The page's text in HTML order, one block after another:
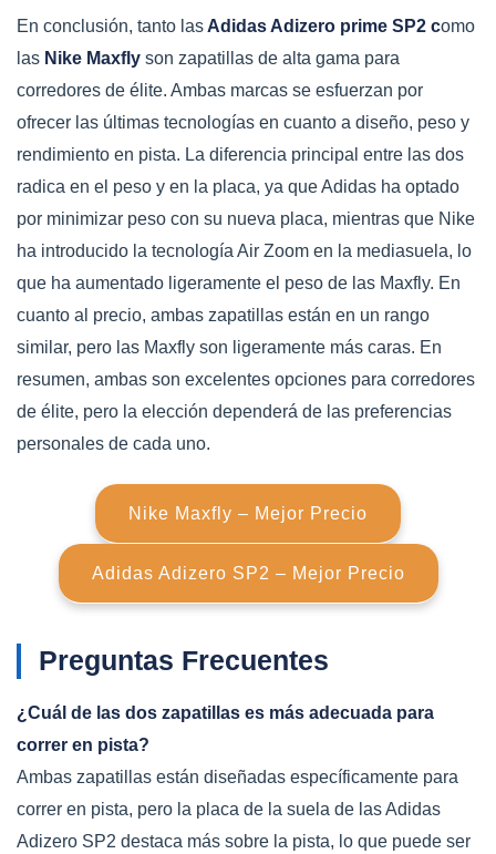
En conclusión, tanto las Adidas Adizero prime SP2 como
las Nike Maxfly son zapatillas de alta gama para
corredores de élite. Ambas marcas se esfuerzan por
ofrecer las últimas tecnologías en cuanto a diseño, peso y
rendimiento en pista. La diferencia principal entre las dos
radica en el peso y en la placa, ya que Adidas ha optado
por minimizar peso con su nueva placa, mientras que Nike
ha introducido la tecnología Air Zoom en la mediasuela, lo
que ha aumentado ligeramente el peso de las Maxfly. En
cuanto al precio, ambas zapatillas están en un rango
similar, pero las Maxfly son ligeramente más caras. En
resumen, ambas son excelentes opciones para corredores
de élite, pero la elección dependerá de las preferencias
personales de cada uno.
Nike Maxfly – Mejor Precio
Adidas Adizero SP2 – Mejor Precio
Preguntas Frecuentes
¿Cuál de las dos zapatillas es más adecuada para
correr en pista?
Ambas zapatillas están diseñadas específicamente para
correr en pista, pero la placa de la suela de las Adidas
Adizero SP2 destaca más sobre la pista, lo que puede ser